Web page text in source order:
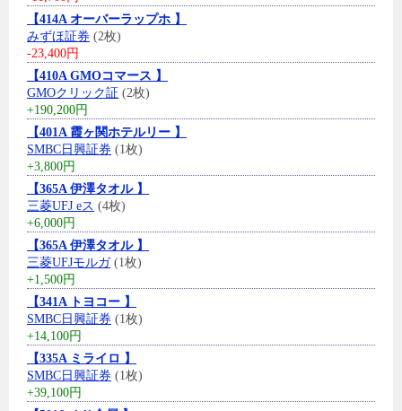
【414A オーバーラップホ 】
みずほ証券 (2枚)
-23,400円
【410A GMOコマース 】
GMOクリック証 (2枚)
+190,200円
【401A 霞ヶ関ホテルリー 】
SMBC日興証券 (1枚)
+3,800円
【365A 伊澤タオル 】
三菱UFJ eス (4枚)
+6,000円
【365A 伊澤タオル 】
三菱UFJモルガ(1枚)
+1,500円
【341A トヨコー 】
SMBC日興証券 (1枚)
+14,100円
【335A ミライロ 】
SMBC日興証券 (1枚)
+39,100円